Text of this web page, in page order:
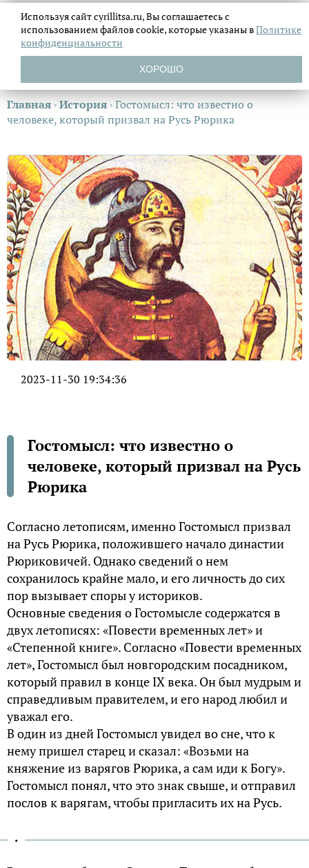
Главная ›История ›Гостомысл: что известно о
человеке, который призвал на Русь Рюрика
2023-11-30 19:34:36
Гостомысл: что известно о
человеке, который призвал на Русь
Рюрика
Согласно летописям, именно Гостомысл призвал
на Русь Рюрика, положившего начало династии
Рюриковичей. Однако сведений о нем
сохранилось крайне мало, и его личность до сих
пор вызывает споры у историков.
Основные сведения о Гостомысле содержатся в
двух летописях: «Повести временных лет» и
«Степенной книге». Согласно «Повести временных
лет», Гостомысл был новгородским посадником,
который правил в конце IX века. Он был мудрым и
справедливым правителем, и его народ любил и
уважал его.
В один из дней Гостомысл увидел во сне, что к
нему пришел старец и сказал: «Возьми на
княжение из варягов Рюрика, а сам иди к Богу».
Гостомысл понял, что это знак свыше, и отправил
послов к варягам, чтобы пригласить их на Русь.
.
Используя сайт cyrillitsa.ru, Вы соглашаетесь с
использованием файловcookie, которые указаны вПолитике
конфиденциальности
ХОРОШО